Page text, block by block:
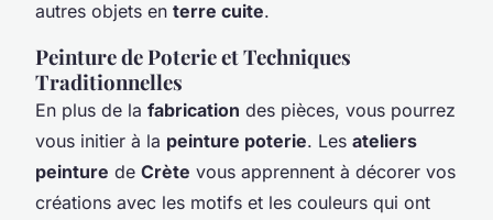
autres objets en terre cuite.
Peinture de Poterie et Techniques
Traditionnelles
En plus de la fabrication des pièces, vous pourrez
vous initier à la peinture poterie. Les ateliers
peinture de Crète vous apprennent à décorer vos
créations avec les motifs et les couleurs qui ont